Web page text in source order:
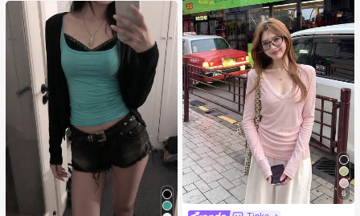
6
#2 TOP 3위 에서 새로운 여성 상의